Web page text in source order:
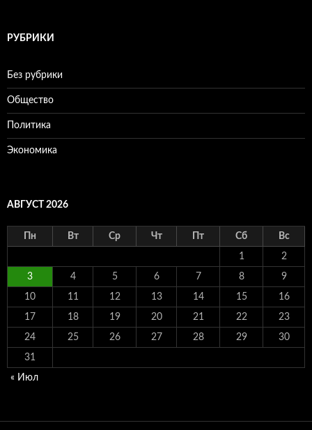
РУБРИКИ
Без рубрики
Общество
Политика
Экономика
АВГУСТ 2026
Пн Вт Ср Чт Пт Сб Вс
1 2
3 4 5 6 7 8 9
10 11 12 13 14 15 16
17 18 19 20 21 22 23
24 25 26 27 28 29 30
31
« Июл